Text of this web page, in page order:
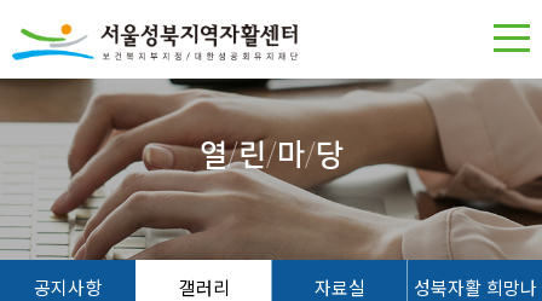
열/린/마/당
공지사항 갤러리 자료실 성북자활 희망나